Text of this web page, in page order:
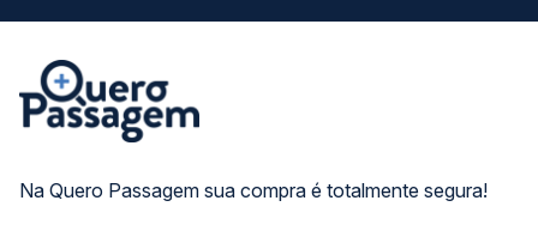
Na Quero Passagem sua compra é totalmente segura!